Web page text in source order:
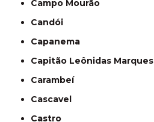
Campo Mourão
Candói
Capanema
Capitão Leônidas Marques
Carambeí
Cascavel
Castro